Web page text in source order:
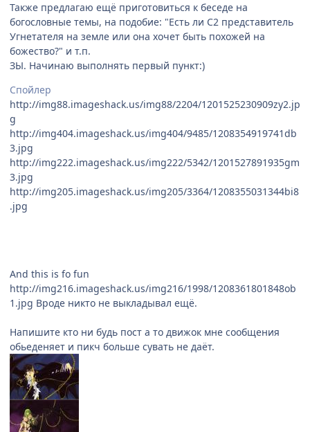
Также предлагаю ещё приготовиться к беседе на
богословные темы, на подобие: "Есть ли С2 представитель
Угнетателя на земле или она хочет быть похожей на
божество?" и т.п.
ЗЫ. Начинаю выполнять первый пункт:)
Спойлер
http://img88.imageshack.us/img88/2204/1201525230909zy2.jp
g
http://img404.imageshack.us/img404/9485/1208354919741db
3.jpg
http://img222.imageshack.us/img222/5342/1201527891935gm
3.jpg
http://img205.imageshack.us/img205/3364/1208355031344bi8
.jpg
And this is fo fun
http://img216.imageshack.us/img216/1998/1208361801848ob
1.jpg Вроде никто не выкладывал ещё.
Напишите кто ни будь пост а то движок мне сообщения
обьеденяет и пикч больше сувать не даёт.